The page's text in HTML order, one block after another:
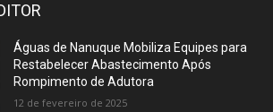
Águas de Nanuque Mobiliza Equipes para
Restabelecer Abastecimento Após
Rompimento de Adutora
12 de fevereiro de 2025